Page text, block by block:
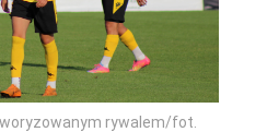
rywalem/fot.